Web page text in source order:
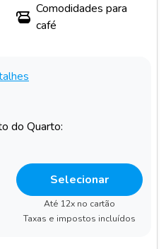
Comodidades para
café
do Quarto:
Selecionar
Até 12x no cartão
Taxas e impostos incluídos